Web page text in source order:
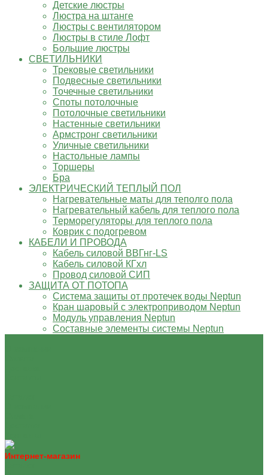
Детские люстры
Люстра на штанге
Люстры с вентилятором
Люстры в стиле Лофт
Большие люстры
СВЕТИЛЬНИКИ
Трековые светильники
Подвесные светильники
Точечные светильники
Споты потолочные
Потолочные светильники
Настенные светильники
Армстронг светильники
Уличные светильники
Настольные лампы
Торшеры
Бра
ЭЛЕКТРИЧЕСКИЙ ТЕПЛЫЙ ПОЛ
Нагревательные маты для теполго пола
Нагревательный кабель для теплого пола
Терморегуляторы для теплого пола
Коврик с подогревом
КАБЕЛИ И ПРОВОДА
Кабель силовой ВВГнг-LS
Кабель силовой КГхл
Провод силовой СИП
ЗАЩИТА ОТ ПОТОПА
Система защиты от протечек воды Neptun
Кран шаровый с электроприводом Neptun
Модуль управления Neptun
Составные элементы системы Neptun
Интернет-магазин